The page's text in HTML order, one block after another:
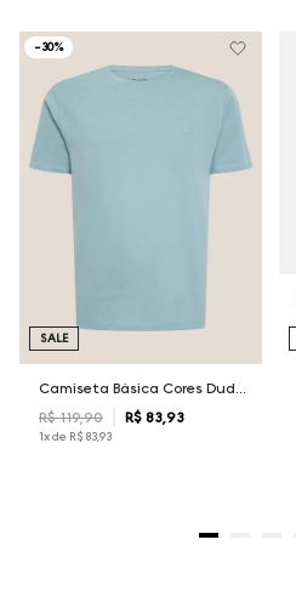
-30%
R$ 119,90 R$ 83, 93
1x de R$ 83,93
SALE